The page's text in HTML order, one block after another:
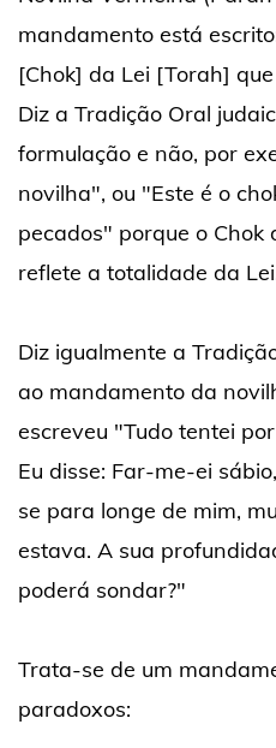
mandamento está
[Chok] da Lei [Torah]
Diz a Tradição Oral
formulação e não, por
novilha", ou "Este é o
pecados" porque o
reflete a totalidade da
Diz igualmente a
ao mandamento da
escreveu "Tudo tentei
Eu disse: Far-me-ei
se para longe de mim,
estava. A sua
poderá sondar?"
Trata-se de um
paradoxos: